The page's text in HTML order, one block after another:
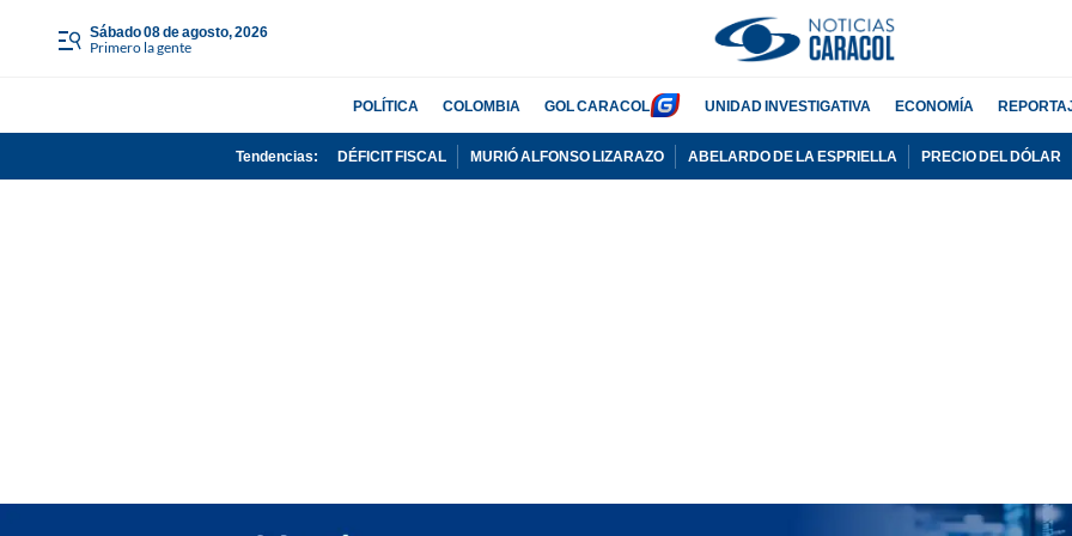
sábado 08 de agosto, 2026
Primero la gente
POLÍTICA COLOMBIA GOL CARACOL UNIDAD INVESTIGATIVA ECONOMÍA
Tendencias: DÉFICIT FISCAL MURIÓ ALFONSO LIZARAZO ABELARDO DE LA ESPRIELLA PRECIO DEL DÓLAR